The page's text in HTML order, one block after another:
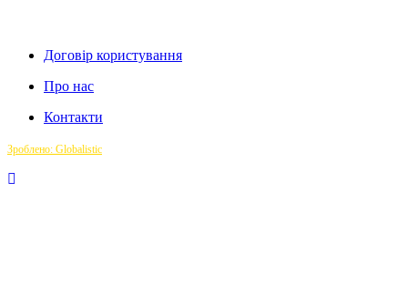
Договір користування
Про нас
Контакти
Зроблено: Globalistic